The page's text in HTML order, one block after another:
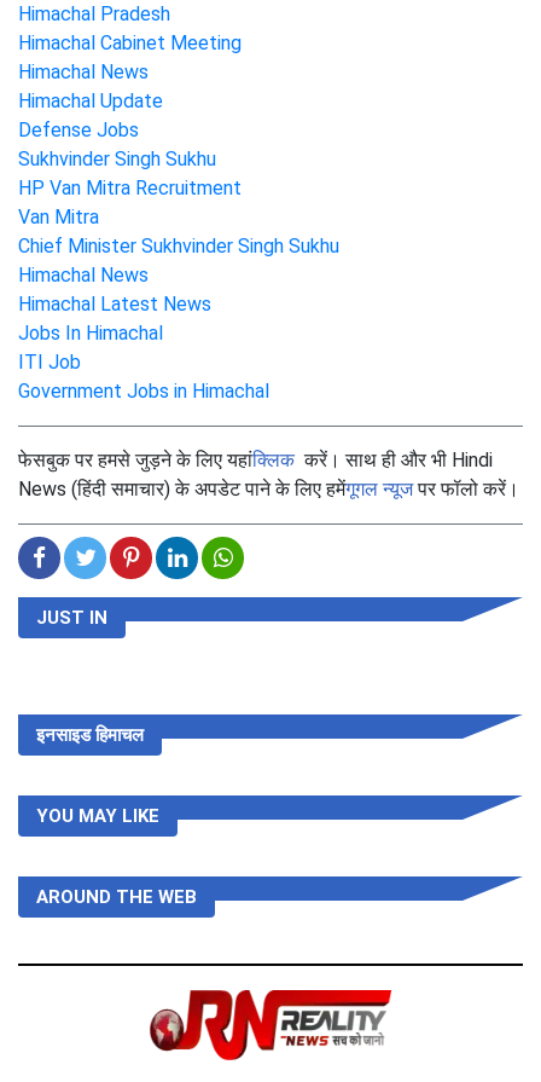
Himachal Pradesh
Himachal Cabinet Meeting
Himachal News
Himachal Update
Defense Jobs
Sukhvinder Singh Sukhu
HP Van Mitra Recruitment
Van Mitra
Chief Minister Sukhvinder Singh Sukhu
Himachal News
Himachal Latest News
Jobs In Himachal
ITI Job
Government Jobs in Himachal
फेसबुक पर हमसे जुड़ने के लिए यहांक्लिककरें। साथ ही और भी Hindi
News (हिंदी समाचार) के अपडेट पाने के लिए हमेंगूगल न्यूजपर फॉलो करें।
JUST IN
ब्रॉडबैंड
THU,26 FEB 2026
Himachal : होम गार्ड के 700 पदों पर निकली भर्ती, ₹977 मिलेगा डेली
THU,26 FEB 2026